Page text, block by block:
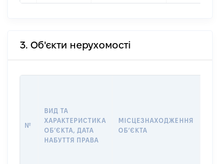
3. Об'єкти нерухомості
№
ВИД ТА
ХАРАКТЕРИСТИКА
ОБʼЄКТА, ДАТА
НАБУТТЯ ПРАВА
МІСЦЕЗНАХОДЖЕННЯ
ОБʼЄКТА